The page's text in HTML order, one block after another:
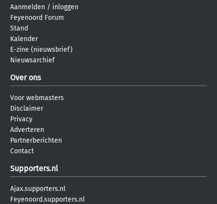
Aanmelden / inloggen
Feyenoord Forum
Stand
Kalender
E-zine (nieuwsbrief)
Nieuwsarchief
Over ons
Voor webmasters
Disclaimer
Privacy
Adverteren
Partnerberichten
Contact
Supporters.nl
Ajax.supporters.nl
Feyenoord.supporters.nl